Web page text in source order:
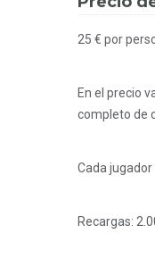
25 € por
En el precio
completo de
Cada jugador
Recargas: